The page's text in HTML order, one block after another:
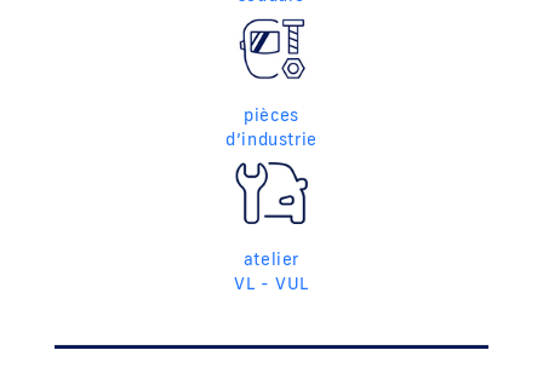
pièces
d’industrie
atelier
VL - VUL